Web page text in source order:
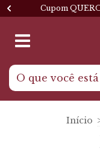
Cupom
Início